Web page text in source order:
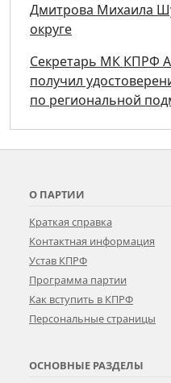
Дмитрова Михаила
округе
Секретарь МК КПРФ
получил
по региональной
О ПАРТИИ
Краткая справка
Контактная информация
Устав КПРФ
Программа партии
Как вступить в КПРФ
Персональные страницы
ОСНОВНЫЕ РАЗДЕЛЫ